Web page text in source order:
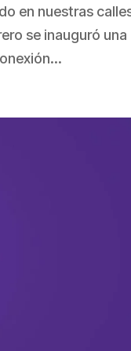
en nuestras
se inauguró una